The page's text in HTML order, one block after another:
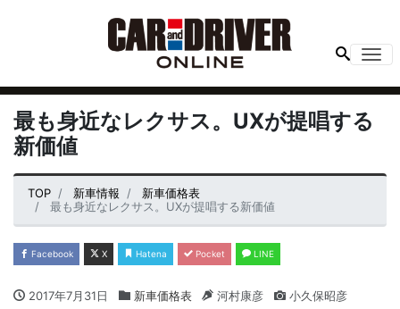
最も身近なレクサス。UXが提唱する
新価値
TOP 新車情報
新車価格表
最も身近なレクサス。UXが提唱する新価値
Facebook X Hatena Pocket LINE
2017年7月31日 新車価格表 河村康彦 小久保昭彦